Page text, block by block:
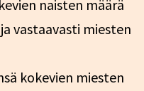
naisten määrä
vastaavasti miesten
kokevien miesten